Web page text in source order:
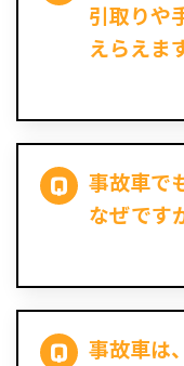
引取りや
えらえま
事故車で
なぜです
事故車は